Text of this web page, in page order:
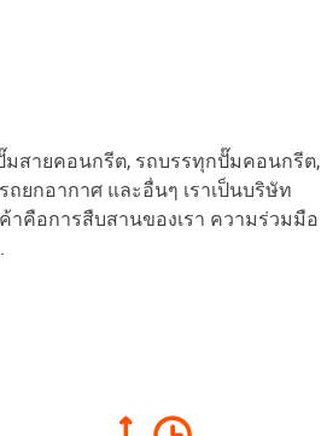
มสายคอนกรีต, รถบรรทุกปั๊มคอนกรีต,
ยกอากาศ และอื่นๆ เราเป็นบริษัท
าคือการสืบสานของเรา ความร่วมมือ